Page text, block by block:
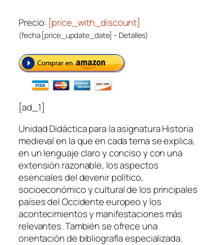
Precio: [price_with_discount]
(fecha [price_update_date] –Detalles)
[ad_1]
Unidad Didáctica para la asignatura Historia
medieval en la que en cada tema se explica,
en un lenguaje claro y conciso y con una
extensión razonable, los aspectos
esenciales del devenir político,
socioeconómico y cultural de los principales
países del Occidente europeo y los
acontecimientos y manifestaciones más
relevantes. También se ofrece una
orientación de bibliografía especializada.